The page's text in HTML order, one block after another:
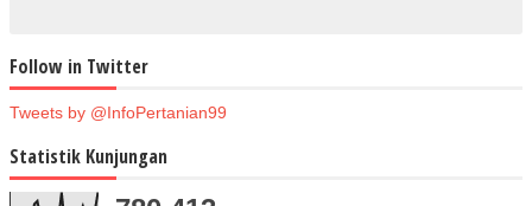
Follow in Twitter
Tweets by @InfoPertanian99
Statistik Kunjungan